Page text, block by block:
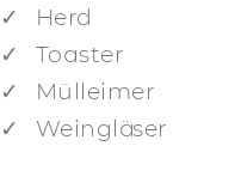
Herd
Toaster
Mülleimer
Weingläser